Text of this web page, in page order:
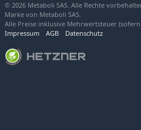
© 2026 Metaboli SAS. Alle Rechte
Marke von Metaboli SAS.
Alle Preise inklusive Mehrwertsteuer
Impressum
AGB Datenschutz